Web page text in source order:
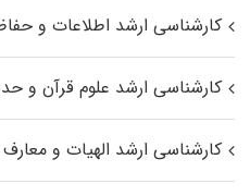
کارشناسی ارشد اطلاعات و
کارشناسی ارشد علوم قرآن و
کارشناسی ارشد الهیات و